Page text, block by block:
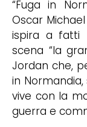
“Fuga in
Oscar
ispira a fatti
scena “la
Jordan che,
in
vive con la
guerra e